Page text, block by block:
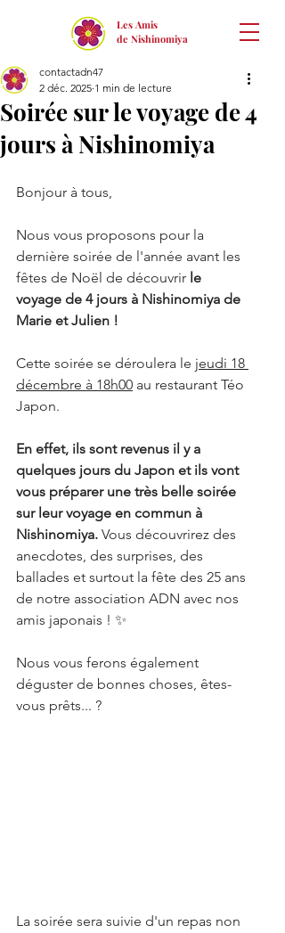
Les Amis
de Nishinomiya
Soirée sur le voyage de 4
jours à Nishinomiya
contactadn47
2 déc. 2025 1 min de lecture
Bonjour à tous,
Nous vous proposons pour la
dernière soirée de l'année avant les
fêtes de Noël de découvrir le
voyage de 4 jours à Nishinomiya de
Marie et Julien !
Cette soirée se déroulera le jeudi 18
décembre à 18h00 au restaurant Téo
Japon.
En effet, ils sont revenus il y a
quelques jours du Japon et ils vont
vous préparer une très belle soirée
sur leur voyage en commun à
Nishinomiya. Vous découvrirez des
anecdotes, des surprises, des
ballades et surtout la fête des 25 ans
de notre association ADN avec nos
amis japonais ! ✨
Nous vous ferons également
déguster de bonnes choses, êtes-
vous prêts... ?
La soirée sera suivie d'un repas non